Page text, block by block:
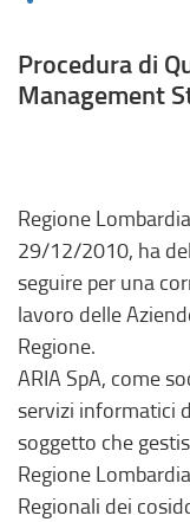
Procedura di
Management
Regione
29/12/2010, ha
seguire per una
lavoro delle
Regione.
ARIA SpA, come
servizi informatici
soggetto che
Regione
Regionali dei